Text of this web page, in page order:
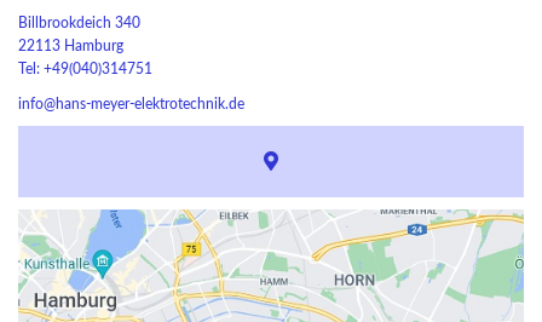
Billbrookdeich 340
22113 Hamburg
Tel: +49(040)314751
info@hans-meyer-elektrotechnik.de